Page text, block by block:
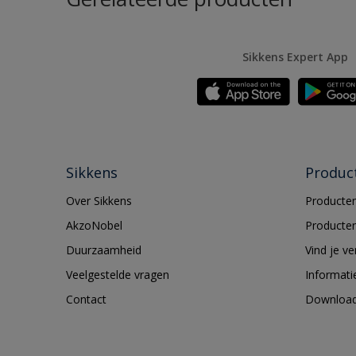
Sikkens Expert App
Sikkens
Over Sikkens
AkzoNobel
Duurzaamheid
Veelgestelde vragen
Contact
Vind je